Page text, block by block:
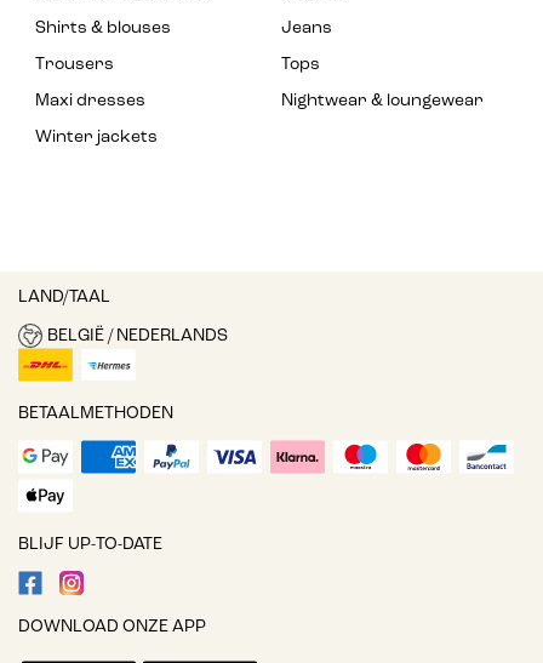
Shirts & blouses
Jeans
Trousers
Tops
Maxi dresses
Nightwear & loungewear
Winter jackets
LAND/TAAL
BELGIË / NEDERLANDS
BETAALMETHODEN
BLIJF UP-TO-DATE
DOWNLOAD ONZE APP